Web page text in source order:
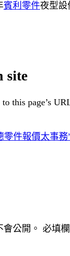
賓利零件夜型設
site
this page’s
零件報價太事
公開。 必填